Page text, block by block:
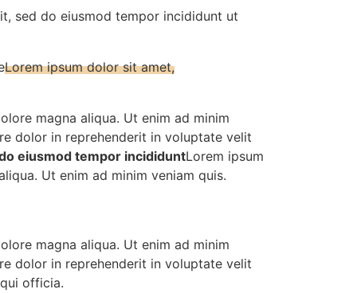
sed do eiusmod tempor incididunt ut
Lorem ipsum dolor sit amet,
magna aliqua. Ut enim ad minim
dolor in reprehenderit in voluptate velit
eiusmod tempor incididuntLorem ipsum
Ut enim ad minim veniam quis.
magna aliqua. Ut enim ad minim
dolor in reprehenderit in voluptate velit
officia.